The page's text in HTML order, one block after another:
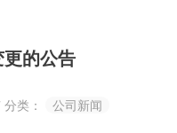
的公告
分类： 公司新闻